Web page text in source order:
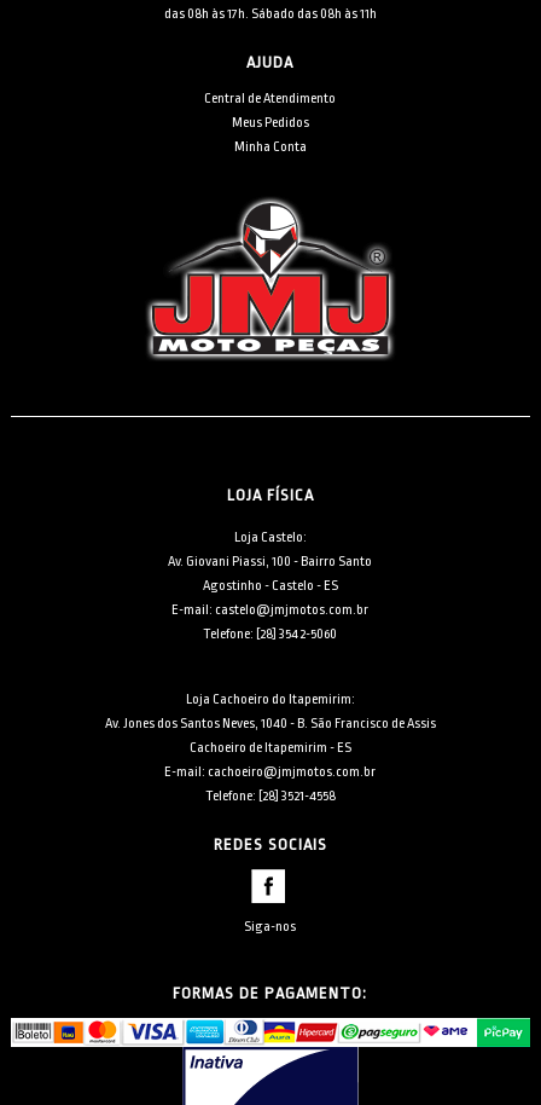
das 08h às 17h. Sábado das 08h às 11h
AJUDA
Central de Atendimento
Meus Pedidos
Minha Conta
LOJA FÍSICA
Loja Castelo:
Av. Giovani Piassi, 100 - Bairro Santo
Agostinho - Castelo - ES
E-mail: castelo@jmjmotos.com.br
Telefone: [28] 3542-5060
Loja Cachoeiro do Itapemirim:
Av. Jones dos Santos Neves, 1040 - B. São Francisco de Assis
Cachoeiro de Itapemirim - ES
E-mail: cachoeiro@jmjmotos.com.br
Telefone: [28] 3521-4558
REDES SOCIAIS
Siga-nos
FORMAS DE PAGAMENTO: